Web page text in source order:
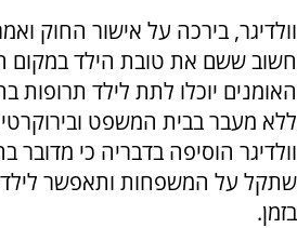
וולדיגר, בירכה על אישור החוק
חשוב ששם את טובת הילד במקום
האומנים יוכלו לתת לילד
ללא מעבר בבית המשפט
וולדיגר הוסיפה בדבריה כי
שתקל על המשפחות ותאפשר
בזמן.